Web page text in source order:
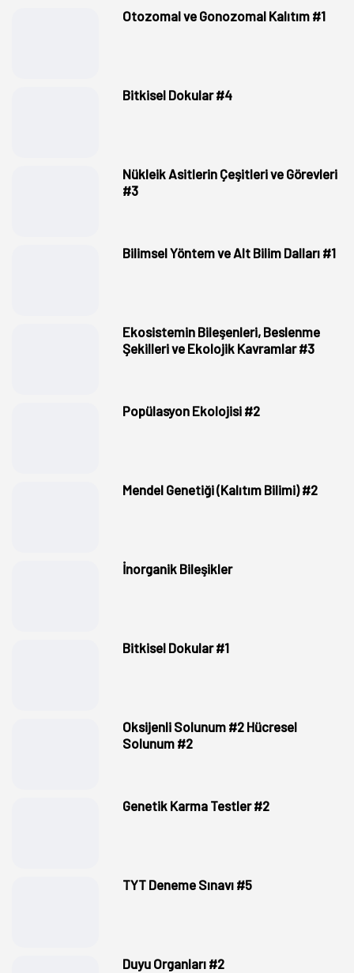
Otozomal ve Gonozomal Kalıtım #1
Bitkisel Dokular #4
Nükleik Asitlerin Çeşitleri ve Görevleri
#3
Bilimsel Yöntem ve Alt Bilim Dalları #1
Ekosistemin Bileşenleri, Beslenme
Şekilleri ve Ekolojik Kavramlar #3
Popülasyon Ekolojisi #2
Mendel Genetiği (Kalıtım Bilimi) #2
İnorganik Bileşikler
Bitkisel Dokular #1
Oksijenli Solunum #2 Hücresel
Solunum #2
Genetik Karma Testler #2
TYT Deneme Sınavı #5
Duyu Organları #2